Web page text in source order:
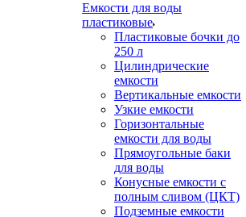
Емкости для воды
пластиковые
Пластиковые бочки до
250 л
Цилиндрические
емкости
Вертикальные емкости
Узкие емкости
Горизонтальные
емкости для воды
Прямоугольные баки
для воды
Конусные емкости с
полным сливом (ЦКТ)
Подземные емкости